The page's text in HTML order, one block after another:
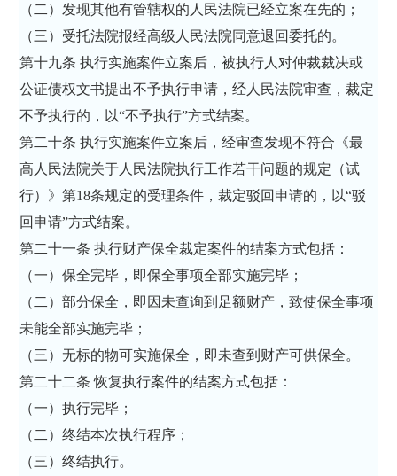
（二）发现其他有管辖权的人民法院已经立案在先的；
（三）受托法院报经高级人民法院同意退回委托的。
第十九条 执行实施案件立案后，被执行人对仲裁裁决或
公证债权文书提出不予执行申请，经人民法院审查，裁定
不予执行的，以“不予执行”方式结案。
第二十条 执行实施案件立案后，经审查发现不符合《最
高人民法院关于人民法院执行工作若干问题的规定（试
行）》第18条规定的受理条件，裁定驳回申请的，以“驳
回申请”方式结案。
第二十一条 执行财产保全裁定案件的结案方式包括：
（一）保全完毕，即保全事项全部实施完毕；
（二）部分保全，即因未查询到足额财产，致使保全事项
未能全部实施完毕；
（三）无标的物可实施保全，即未查到财产可供保全。
第二十二条 恢复执行案件的结案方式包括：
（一）执行完毕；
（二）终结本次执行程序；
（三）终结执行。